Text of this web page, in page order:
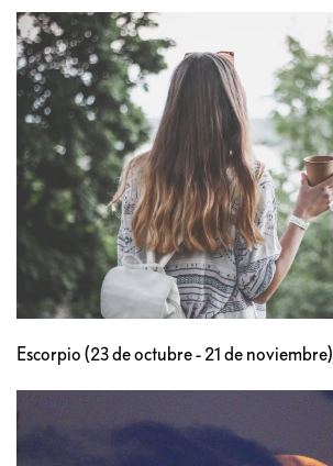
Escorpio (23 de octubre - 21 de noviembre)